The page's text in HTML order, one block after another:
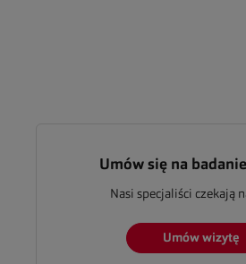
Umów się na
Nasi specjaliści czekają
Umów wizytę